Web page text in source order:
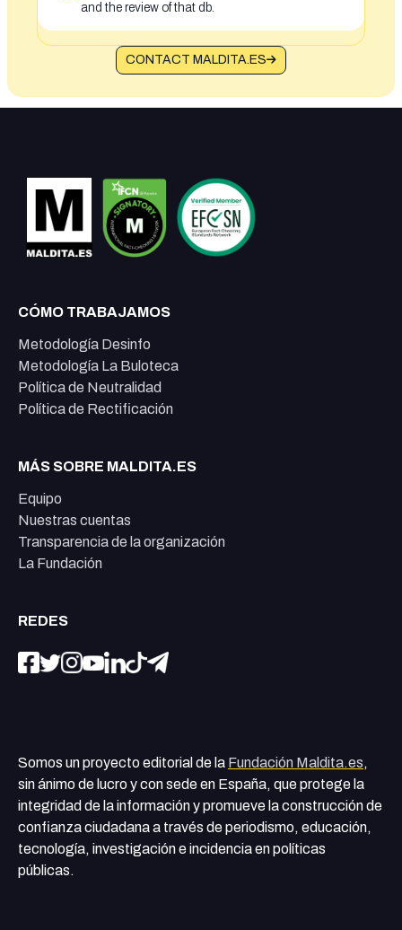
and the review of that db.
CONTACT MALDITA.ES
CÓMO TRABAJAMOS
Metodología Desinfo
Metodología La Buloteca
Política de Neutralidad
Política de Rectificación
MÁS SOBRE MALDITA.ES
Equipo
Nuestras cuentas
Transparencia de la organización
La Fundación
REDES
Somos un proyecto editorial de la Fundación Maldita.es,
sin ánimo de lucro y con sede en España, que protege la
integridad de la información y promueve la construcción de
confianza ciudadana a través de periodismo, educación,
tecnología, investigación e incidencia en políticas
públicas.